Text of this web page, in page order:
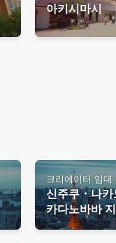
아키시마시
크리에이터 임대
신주쿠・나
카다노바바